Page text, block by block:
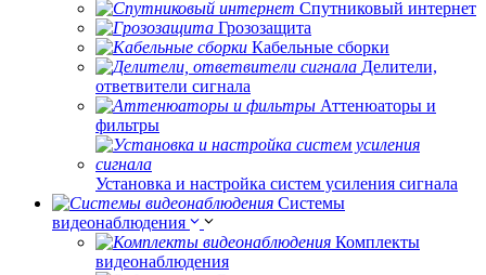
Спутниковый интернет
Грозозащита
Кабельные сборки
Делители,
ответвители сигнала
Аттенюаторы и
фильтры
Установка и настройка систем усиления сигнала
Системы
видеонаблюдения
Комплекты
видеонаблюдения